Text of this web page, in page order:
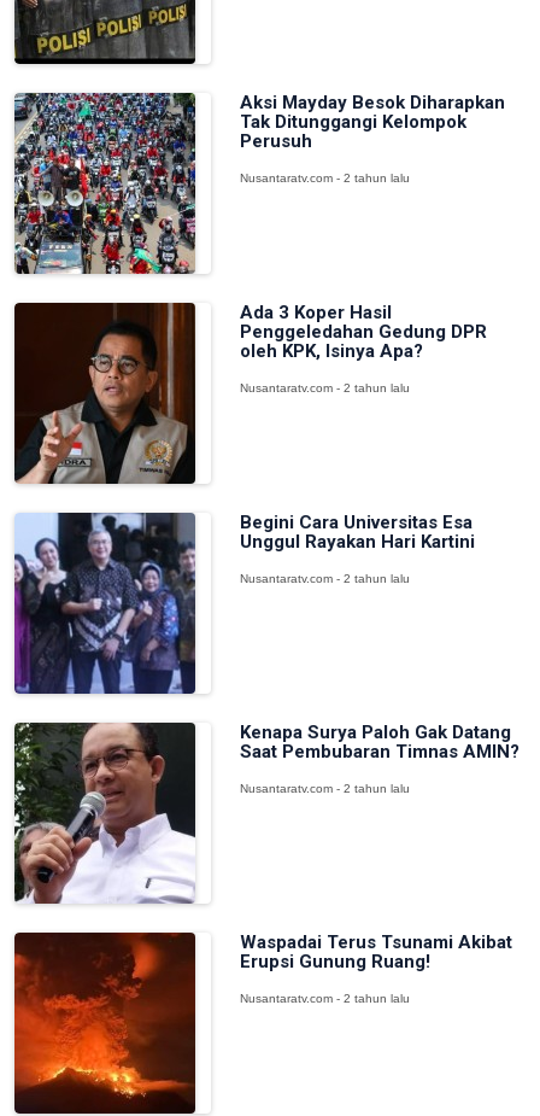
Aksi Mayday Besok Diharapkan
Tak Ditunggangi Kelompok
Perusuh
Nusantaratv.com - 2 tahun lalu
Ada 3 Koper Hasil
Penggeledahan Gedung DPR
oleh KPK, Isinya Apa?
Nusantaratv.com - 2 tahun lalu
Begini Cara Universitas Esa
Unggul Rayakan Hari Kartini
Nusantaratv.com - 2 tahun lalu
Kenapa Surya Paloh Gak Datang
Saat Pembubaran Timnas AMIN?
Nusantaratv.com - 2 tahun lalu
Waspadai Terus Tsunami Akibat
Erupsi Gunung Ruang!
Nusantaratv.com - 2 tahun lalu